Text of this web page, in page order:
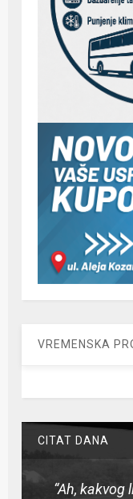
VREMENSKA
CITAT DANA
“Ah,